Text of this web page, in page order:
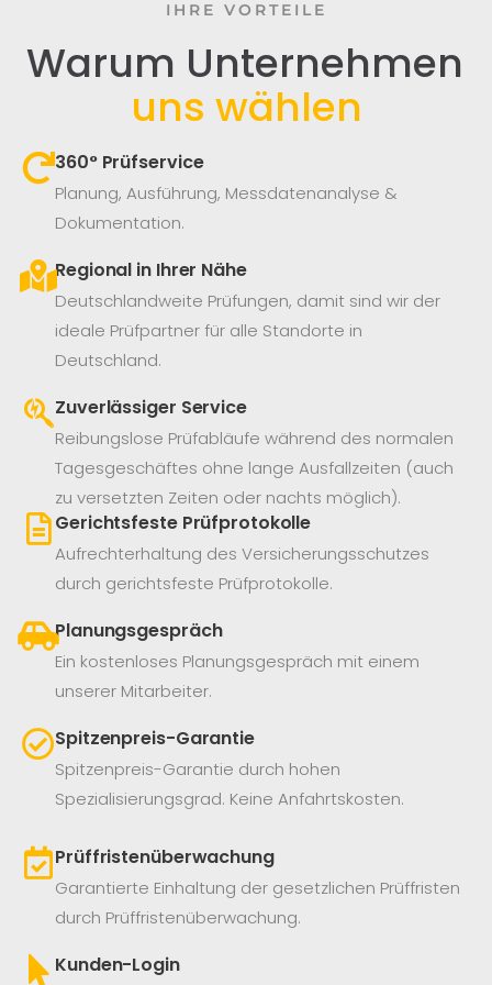
IHRE VORTEILE
Warum Unternehmen
uns wählen
360° Prüfservice​
Planung, Ausführung, Messdatenanalyse &
Dokumentation.
Regional in Ihrer Nähe
Deutschlandweite Prüfungen, damit sind wir der
ideale Prüfpartner für alle Standorte in
Deutschland.
Zuverlässiger Service
Reibungslose Prüfabläufe während des normalen
Tagesgeschäftes ohne lange Ausfallzeiten (auch
zu versetzten Zeiten oder nachts möglich).
Gerichtsfeste Prüfprotokolle
Aufrechterhaltung des Versicherungsschutzes
durch gerichtsfeste Prüfprotokolle.
Planungsgespräch
Ein kostenloses Planungsgespräch mit einem
unserer Mitarbeiter.
Spitzenpreis-Garantie
Spitzenpreis-Garantie durch hohen
Spezialisierungsgrad. Keine Anfahrtskosten.
Prüffristenüberwachung
Garantierte Einhaltung der gesetzlichen Prüffristen
durch Prüffristenüberwachung.
Kunden-Login